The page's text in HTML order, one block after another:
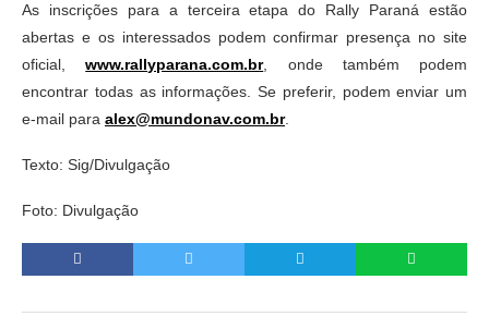
As inscrições para a terceira etapa do Rally Paraná estão
abertas e os interessados podem confirmar presença no site
oficial,www.rallyparana.com.br, onde também podem
encontrar todas as informações. Se preferir, podem enviar um
e-mail para alex@mundonav.com.br.
Texto: Sig/Divulgação
Foto: Divulgação